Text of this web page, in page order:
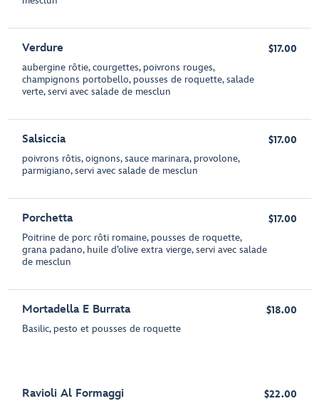
Verdure
aubergine rôtie, courgettes, poivrons rouges,
champignons portobello, pousses de roquette, salade
verte, servi avec salade de mesclun
$17.00
Salsiccia
poivrons rôtis, oignons, sauce marinara, provolone,
parmigiano, servi avec salade de mesclun
$17.00
Porchetta
Poitrine de porc rôti romaine, pousses de roquette,
grana padano, huile d’olive extra vierge, servi avec salade
de mesclun
$17.00
Mortadella E Burrata
Basilic, pesto et pousses de roquette
$18.00
Ravioli Al Formaggi $22.00